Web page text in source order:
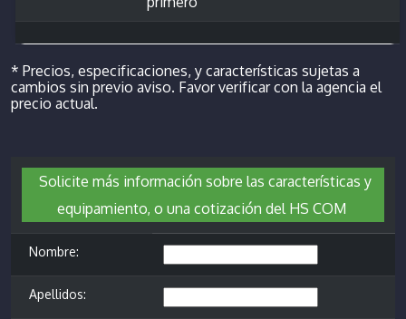
* Precios, especificaciones, y características sujetas a
cambios sin previo aviso. Favor verificar con la agencia el
precio actual.
Solicite más información sobre las características y
equipamiento, o una cotización del HS COM
Nombre:
Apellidos: